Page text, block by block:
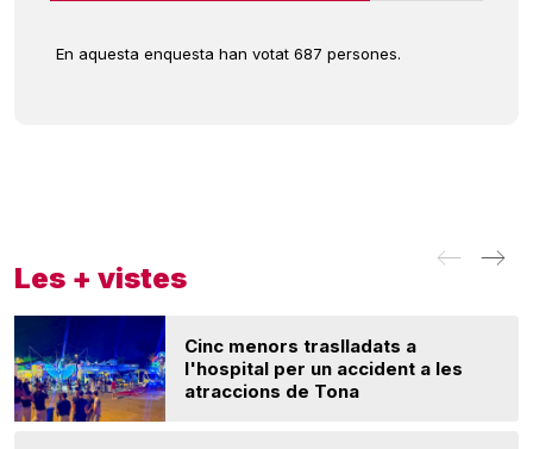
En aquesta enquesta han votat 687 persones.
Les + vistes
Cinc menors traslladats a
l'hospital per un accident a les
atraccions de Tona